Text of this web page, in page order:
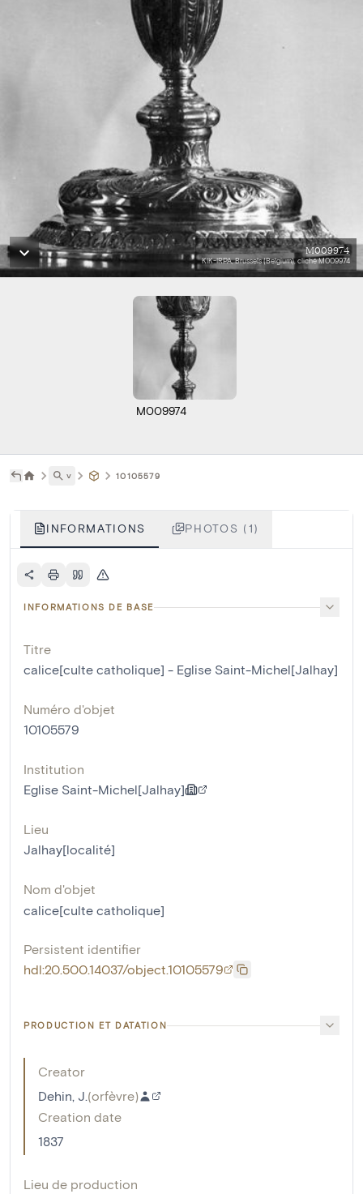
M009974
KIK-IRPA, Brussels (Belgium), cliché M009974
M009974
˅ 10105579
INFORMATIONS PHOTOS (1)
INFORMATIONS DE BASE
Titre
calice[culte catholique] - Eglise Saint-Michel[Jalhay]
Numéro d'objet
10105579
Institution
Eglise Saint-Michel[Jalhay]
Lieu
Jalhay[localité]
Nom d'objet
calice[culte catholique]
Persistent identifier
hdl:20.500.14037/object.10105579
PRODUCTION ET DATATION
Creator
Dehin, J.(orfèvre)
Creation date
1837
Lieu de production